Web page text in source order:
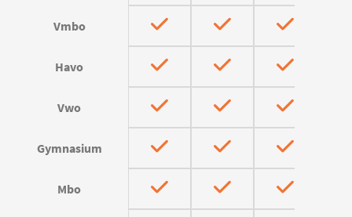
Vmbo
Havo
Vwo
Gymnasium
Mbo